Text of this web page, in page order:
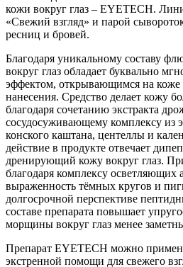
кожи вокруг глаз – EYETECH.
«Свежий взгляд» и парой
ресниц и бровей.
Благодаря уникальному составу
вокруг глаз обладает буквально
эффектом, открывающимся на коже
нанесения. Средство делает кожу
благодаря сочетанию экстракта
сосудосуживающему комплексу из
конского каштана, центеллы и
действие в продукте отвечает
дренирующий кожу вокруг глаз.
благодаря комплексу осветляющих
выраженность тёмных кругов и
долгосрочной перспективе
составе препарата повышает
морщины вокруг глаз менее
Препарат EYETECH можно
экстренной помощи для свежего